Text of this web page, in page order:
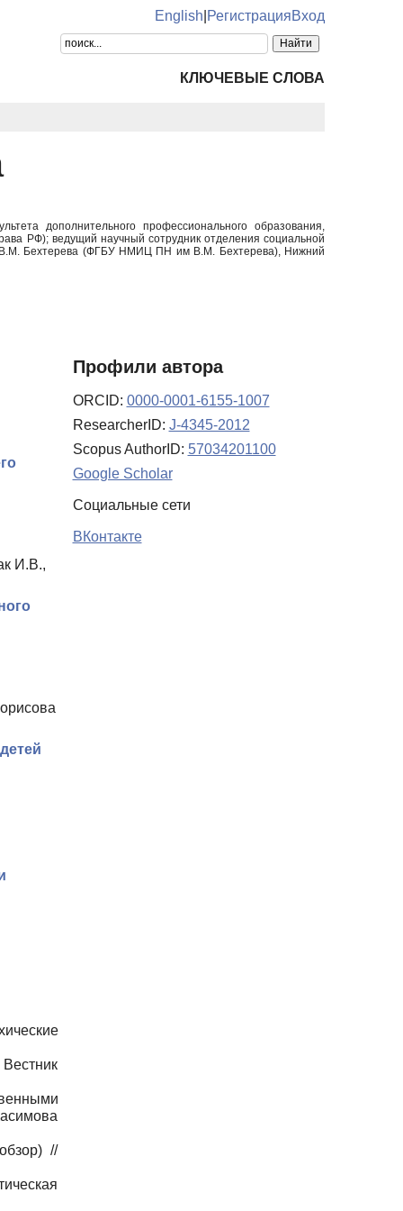
English РегистрацияВход
КЛЮЧЕВЫЕ СЛОВА
дополнительного профессионального образования,
РФ); ведущий научный сотрудник отделения социальной
В.М. Бехтерева (ФГБУ НМИЦ ПН им В.М. Бехтерева), Нижний
И.В.,
//
Профили автора
ORCID: 0000-0001-6155-1007
ResearcherID: J-4345-2012
Scopus AuthorID: 57034201100
Google Scholar
Социальные сети
ВКонтакте